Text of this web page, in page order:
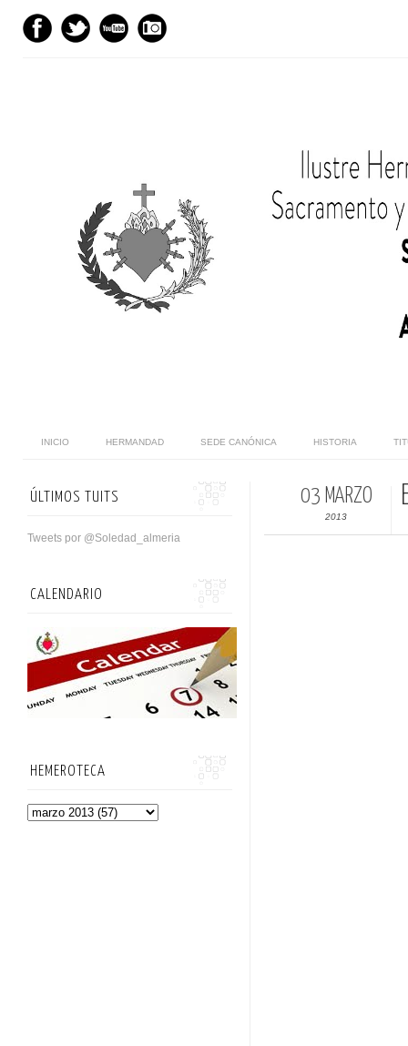
INICIO HERMANDAD SEDE CANÓNICA HISTORIA
03 MARZO
2013
ÚLTIMOS TUITS
Tweets por @Soledad_almeria
CALENDARIO
HEMEROTECA